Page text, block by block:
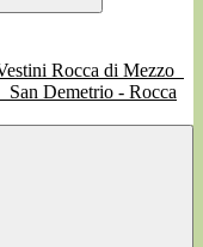
San Demetrio - Rocca